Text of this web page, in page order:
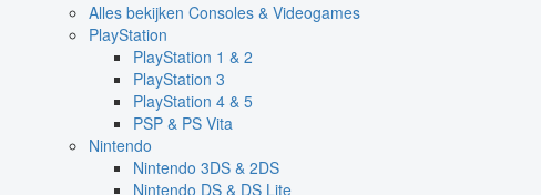
Alles bekijken Consoles & Videogames
PlayStation
PlayStation 1 & 2
PlayStation 3
PlayStation 4 & 5
PSP & PS Vita
Nintendo
Nintendo 3DS & 2DS
Nintendo DS & DS Lite